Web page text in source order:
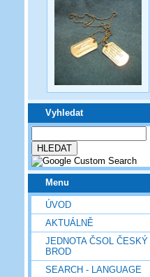
Vyhledat
Menu
ÚVOD
AKTUÁLNĚ
JEDNOTA ČSOL ČESKÝ
BROD
SEARCH - LANGUAGE